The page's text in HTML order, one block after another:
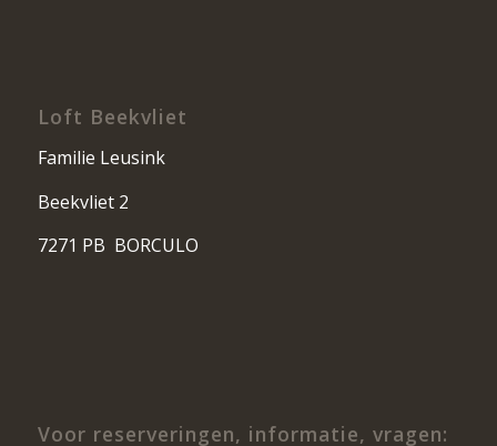
Loft Beekvliet
Familie Leusink
Beekvliet 2
7271 PB BORCULO
Voor reserveringen, informatie, vragen: